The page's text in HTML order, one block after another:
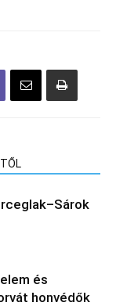
és
honvédők